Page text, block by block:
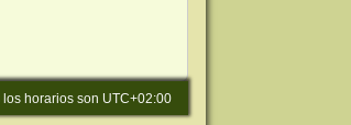
los horarios son UTC+02:00